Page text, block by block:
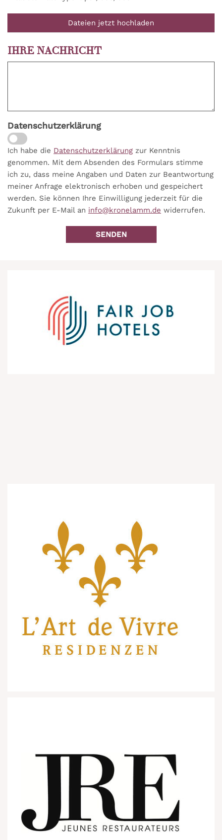
Dateien jetzt hochladen
IHRE NACHRICHT
Datenschutzerklärung
Ich habe die Datenschutzerklärung zur Kenntnis
genommen. Mit dem Absenden des Formulars stimme
ich zu, dass meine Angaben und Daten zur Beantwortung
meiner Anfrage elektronisch erhoben und gespeichert
werden. Sie können Ihre Einwilligung jederzeit für die
Zukunft per E-Mail an info@kronelamm.de widerrufen.